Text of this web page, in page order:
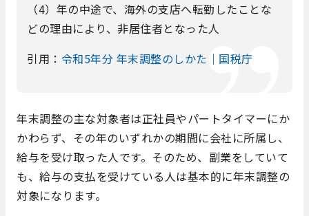
（4）年の中途で、海外の支店へ転勤したことな
どの理由により、非居住者となった人
引用： 令和5年分 年末調整のしかた｜国税庁
年末調整の主な対象者は正社員やパートタイマーにか
かわらず、その年のいずれかの期間に会社に所属し、
給与を受け取った人です。そのため、副業をしていて
も、給与の支払を受けている人は基本的に年末調整の
対象になります。